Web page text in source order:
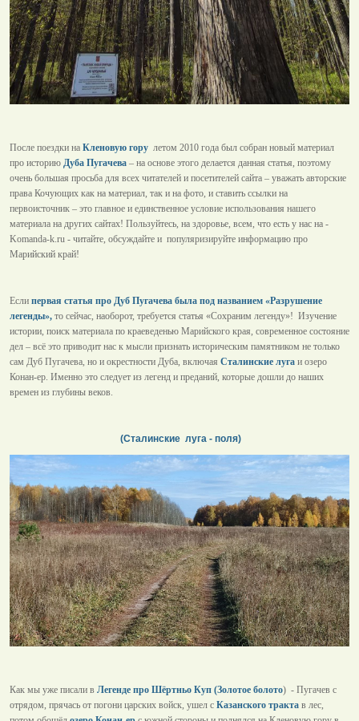
После поездки на Кленовую гору летом 2010 года был собран новый материал
про историю Дуба Пугачева – на основе этого делается данная статья, поэтому
очень большая просьба для всех читателей и посетителей сайта – уважать авторские
права Кочующих как на материал, так и на фото, и ставить ссылки на
первоисточник – это главное и единственное условие использования нашего
материала на других сайтах! Пользуйтесь, на здоровье, всем, что есть у нас на -
Komanda-k.ru - читайте, обсуждайте и популяризируйте информацию про
Марийский край!
Если первая статья про Дуб Пугачева была под названием «Разрушение
легенды», то сейчас, наоборот, требуется статья «Сохраним легенду»! Изучение
истории, поиск материала по краеведенью Марийского края, современное состояние
дел – всё это приводит нас к мысли признать историческим памятником не только
сам Дуб Пугачева, но и окрестности Дуба, включая Сталинские луга и озеро
Конан-ер. Именно это следует из легенд и преданий, которые дошли до наших
времен из глубины веков.
(Сталинские луга - поля)
Как мы уже писали в Легенде про Шёртньо Куп (Золотое болото) - Пугачев с
отрядом, прячась от погони царских войск, ушел с Казанского тракта в лес,